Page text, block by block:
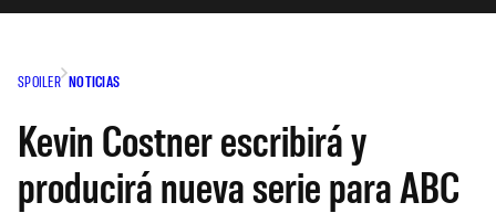
SPOILER NOTICIAS
Kevin Costner escribirá y
producirá nueva serie para ABC